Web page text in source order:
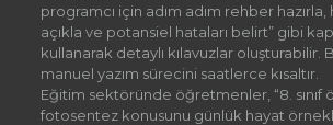
programcı için adım adım rehber
açıkla ve potansiel hataları belirt” gibi
kullanarak detaylı kılavuzlar oluşturabilir.
manuel yazım sürecini saatlerce kısaltır.
Eğitim sektöründe öğretmenler, “8. sınıf
fotosentez konusunu günlük hayat